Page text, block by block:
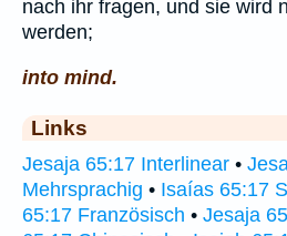
nach ihr fragen, und sie wird
werden;
into mind.
Links
Jesaja 65:17 Interlinear •
Mehrsprachig • Isaías 65:17
65:17 Französisch • Jesaja